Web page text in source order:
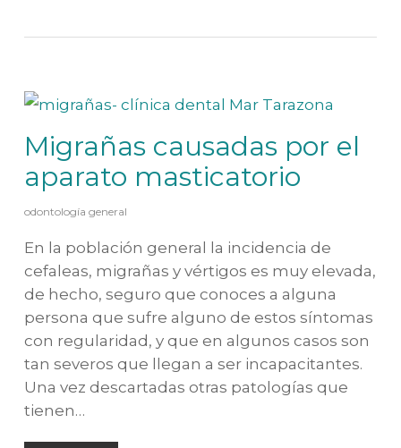
Migrañas causadas por el
aparato masticatorio
odontología general
En la población general la incidencia de
cefaleas, migrañas y vértigos es muy elevada,
de hecho, seguro que conoces a alguna
persona que sufre alguno de estos síntomas
con regularidad, y que en algunos casos son
tan severos que llegan a ser incapacitantes.
Una vez descartadas otras patologías que
tienen…